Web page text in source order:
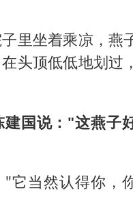
里坐着乘凉，燕
头顶低低地划过
建国说："这燕子
"它当然认得你，